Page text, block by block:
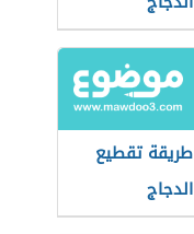
طريقة تقطيع
الدجاج